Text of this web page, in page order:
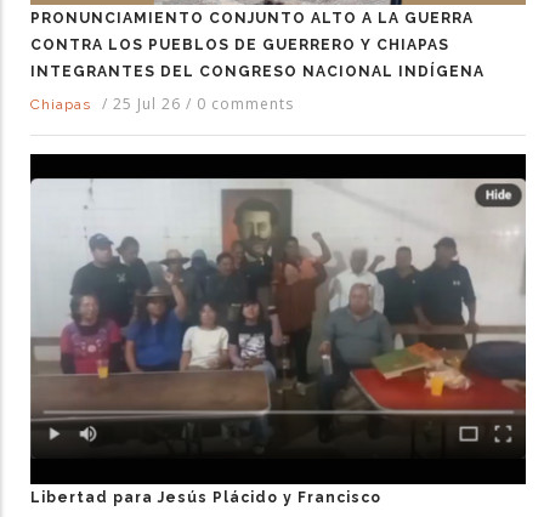
PRONUNCIAMIENTO CONJUNTO ALTO A LA GUERRA
CONTRA LOS PUEBLOS DE GUERRERO Y CHIAPAS
INTEGRANTES DEL CONGRESO NACIONAL INDÍGENA
Chiapas
/ 25 Jul 26 / 0 comments
Libertad para Jesús Plácido y Francisco